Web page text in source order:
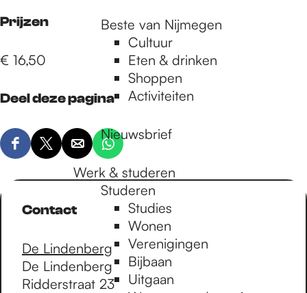
Beste van Nijmegen
Cultuur
Eten & drinken
Shoppen
Activiteiten
Nieuwsbrief
Werk & studeren
Studeren
Studies
Wonen
Verenigingen
Bijbaan
Uitgaan
Prijzen
€ 16,50
Deel deze pagina
D
e
D
e
l
e
z
e
D
e
e
l
z
e
D
e
e
d
z
e
Contact
De Lindenberg
De Lindenberg
Ridderstraat 23